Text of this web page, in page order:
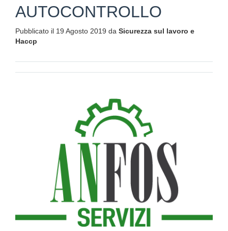
AUTOCONTROLLO
Pubblicato il 19 Agosto 2019 da Sicurezza sul lavoro e
Haccp